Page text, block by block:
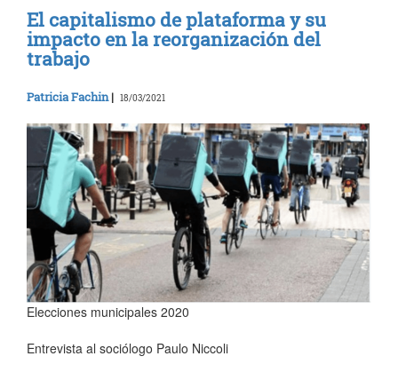
El capitalismo de plataforma y su
impacto en la reorganización del
trabajo
Patricia Fachin| 18/03/2021
Elecciones municipales 2020
Entrevista al sociólogo Paulo Niccoli